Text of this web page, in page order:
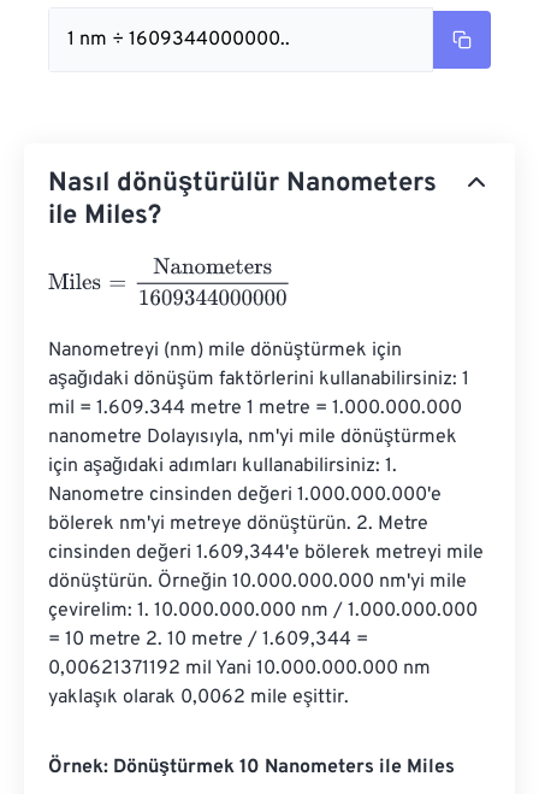
1 nm ÷ 1609344000000..
Nasıl dönüştürülür Nanometers
ile Miles?
Miles Nanometers1609344000000
Nanometreyi (nm) mile dönüştürmek için
aşağıdaki dönüşüm faktörlerini kullanabilirsiniz: 1
mil = 1.609.344 metre 1 metre = 1.000.000.000
nanometre Dolayısıyla, nm'yi mile dönüştürmek
için aşağıdaki adımları kullanabilirsiniz: 1.
Nanometre cinsinden değeri 1.000.000.000'e
bölerek nm'yi metreye dönüştürün. 2. Metre
cinsinden değeri 1.609,344'e bölerek metreyi mile
dönüştürün. Örneğin 10.000.000.000 nm'yi mile
çevirelim: 1. 10.000.000.000 nm / 1.000.000.000
= 10 metre 2. 10 metre / 1.609,344 =
0,00621371192 mil Yani 10.000.000.000 nm
yaklaşık olarak 0,0062 mile eşittir.
Örnek: Dönüştürmek 10 Nanometers ile Miles